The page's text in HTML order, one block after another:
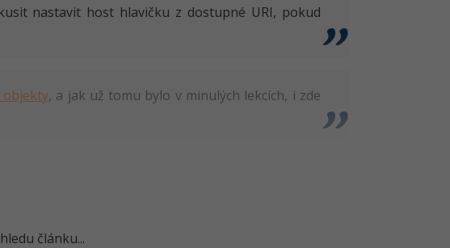
nastavit host hlavičku z dostupné URI, pokud
objekty, a jak už tomu bylo v minulých lekcích, i zde
článku...